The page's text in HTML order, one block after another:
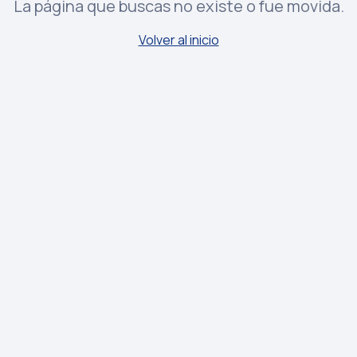
La página que buscas no existe o fue movida.
Volver al inicio